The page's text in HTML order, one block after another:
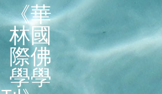
《華
林國
際佛
學學